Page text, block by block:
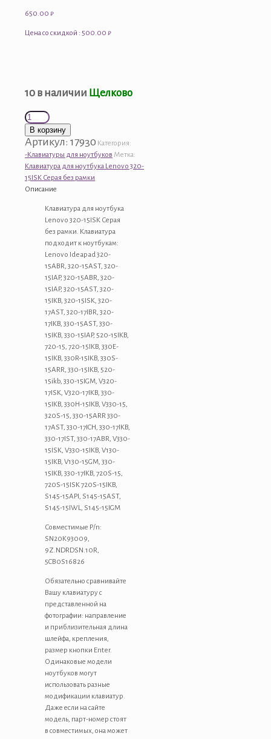
650.00 ₽
Цена со скидкой : 500.00 ₽
10 в наличии Щелково
Количество
товара
Клавиатура
для
ноутбука
Lenovo
320-
В корзину
Артикул: 17930 Категория:
-Клавиатуры для ноутбуков Метка:
Клавиатура для ноутбука Lenovo 320-
15ISK Серая без рамки
Описание
Клавиатура для ноутбука
Lenovo 320-15ISK Серая
без рамки. Клавиатура
подходит к ноутбукам:
Lenovo Ideapad 320-
15ABR, 320-15AST, 320-
15IAP, 320-15ABR, 320-
15IAP, 320-15AST, 320-
15IKB, 320-15ISK, 320-
17AST, 320-17IBR, 320-
17IKB, 330-15AST, 330-
15IKB, 330-15IAP, 520-15IKB,
720-15, 720-15IKB, 330E-
15IKB, 330R-15IKB, 330S-
15ARR, 330-15IKB, 520-
15ikb, 330-15IGM, V320-
17ISK, V320-17IKB, 330-
15IKB, 330H-15IKB, V330-15,
320S-15, 330-15ARR 330-
17AST, 330-17ICH, 330-17IKB,
330-17IST, 330-17ABR, V330-
15ISK, V330-15IKB, V130-
15IKB, V130-15GM, 330-
15IKB, 330-17IKB, 720S-15,
720S-15ISK 720S-15IKB,
S145-15API, S145-15AST,
S145-15IWL, S145-15IGM
Совместимые P/n:
SN20K93009,
9Z.NDRDSN.10R,
5CB0S16826
Обязательно сравнивайте
Вашу клавиатуру с
представленной на
фотографии: направление
и приблизительная длина
шлейфа, крепления,
размер кнопки Enter.
Одинаковые модели
ноутбуков могут
использовать разные
модификации клавиатур.
Даже если на сайте
модель, парт-номер стоят
в совместимых, она может